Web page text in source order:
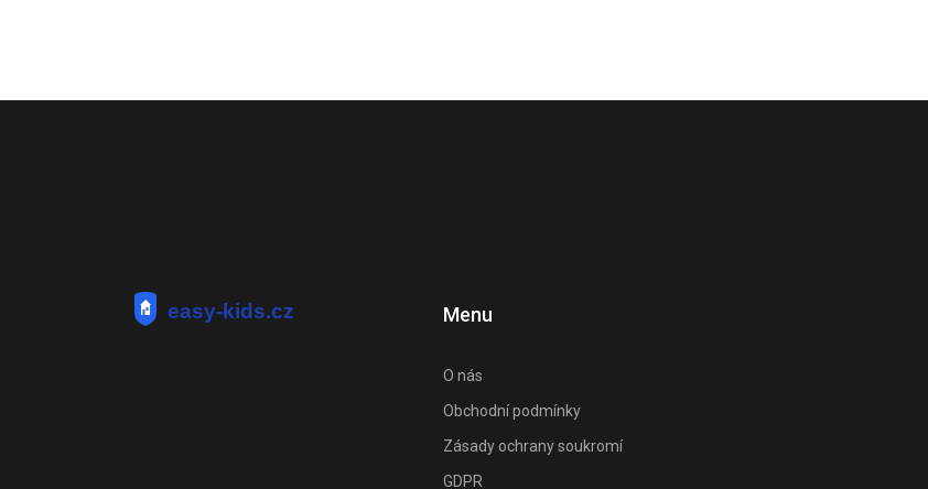
Menu
O nás
Obchodní podmínky
Zásady ochrany soukromí
GDPR